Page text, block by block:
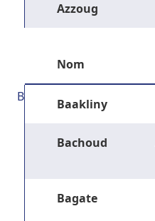
Azzoug
Nom
B Baakliny
Bachoud
Bagate